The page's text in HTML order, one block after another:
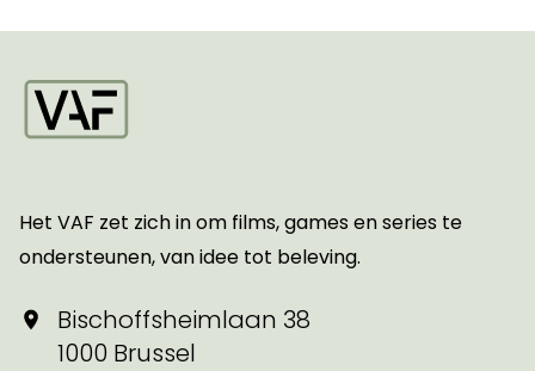
Het VAF zet zich in om films, games en series te
ondersteunen, van idee tot beleving.
Bischoffsheimlaan 38
1000 Brussel